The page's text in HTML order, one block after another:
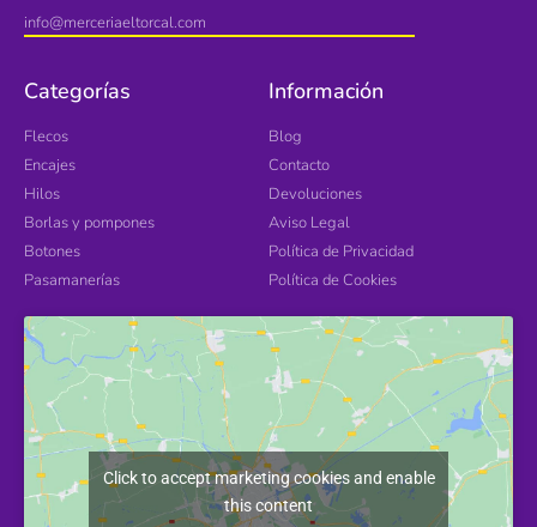
info@merceriaeltorcal.com
Categorías
Flecos
Encajes
Hilos
Borlas y pompones
Botones
Pasamanerías
Información
Blog
Contacto
Devoluciones
Aviso Legal
Política de Privacidad
Política de Cookies
Click to accept marketing cookies and enable
this content